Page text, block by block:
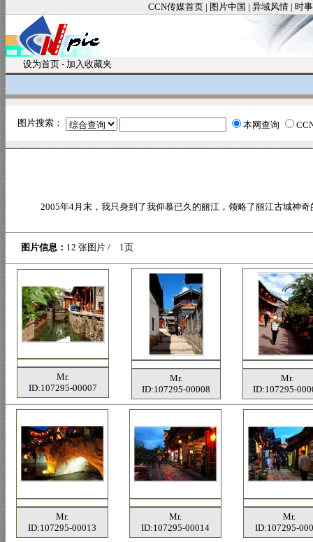
CCN传媒首页 | 图片中国 | 异域风情 | 时
设为首页 - 加入收藏夹
图片搜索： 本网查询
2005年4月末，我只身到了我仰慕已久的丽江，领略了丽江古城神奇
图片信息： 12 张图片 / 1页
Mr.
ID:107295-00007
Mr.
ID:107295-00008
Mr.
ID:107295-
Mr.
ID:107295-00013
Mr.
ID:107295-00014
Mr.
ID:107295-